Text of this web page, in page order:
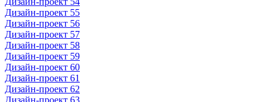
Дизайн-проект 55
Дизайн-проект 56
Дизайн-проект 57
Дизайн-проект 58
Дизайн-проект 59
Дизайн-проект 60
Дизайн-проект 61
Дизайн-проект 62
Дизайн-проект 63